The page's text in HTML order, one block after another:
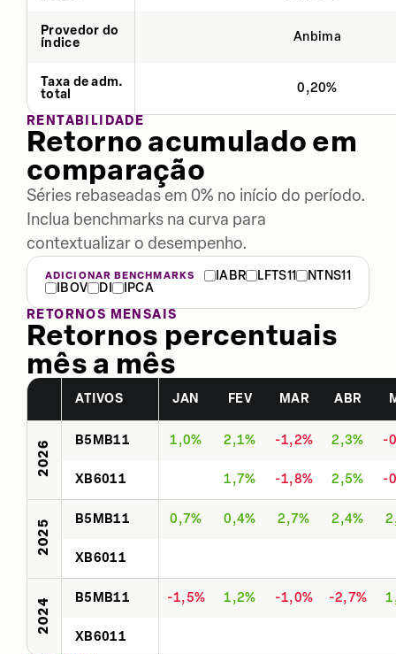
Provedor do
índice
Anbima
Taxa de adm.
total
0,20%
RENTABILIDADE
Retorno acumulado em
comparação
Séries rebaseadas em 0% no início do período.
Inclua benchmarks na curva para
contextualizar o desempenho.
ADICIONAR BENCHMARKS IABR LFTS11
NTNS11
IBOV
DI
IPCA
RETORNOS MENSAIS
Retornos percentuais
mês a mês
ATIVOS JAN FEV MAR ABR
2026 B5MB11 1,0% 2,1% -1,2% 2,3% -
XB6011 1,7% -1,8% 2,5% -
2025 B5MB11 0,7% 0,4% 2,7% 2,4%
XB6011
2024 B5MB11 -1,5% 1,2% -1,0% -2,7%
XB6011